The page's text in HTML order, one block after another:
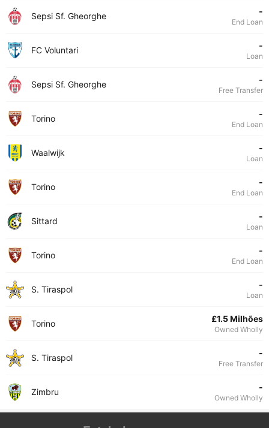
Sepsi Sf. Gheorghe -
End Loan
FC Voluntari -
Loan
Sepsi Sf. Gheorghe -
Free Transfer
Torino -
End Loan
Waalwijk -
Loan
Torino -
End Loan
Sittard -
Loan
Torino -
End Loan
S. Tiraspol -
Loan
Torino £1.5 Milhões
Owned Wholly
S. Tiraspol -
Free Transfer
Zimbru -
Owned Wholly